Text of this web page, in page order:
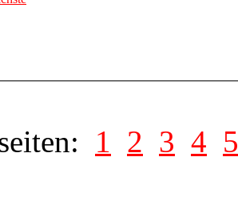
1 2 3 4 5